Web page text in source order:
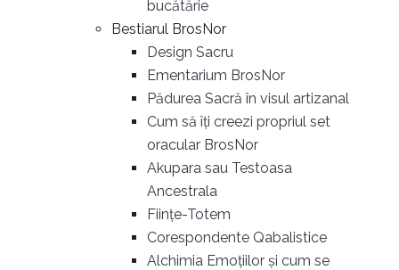
bucătărie
Bestiarul BrosNor
Design Sacru
Ementarium BrosNor
Pădurea Sacră în visul artizanal
Cum să îți creezi propriul set
oracular BrosNor
Akupara sau Testoasa
Ancestrala
Ființe-Totem
Corespondente Qabalistice
Alchimia Emoțiilor și cum se